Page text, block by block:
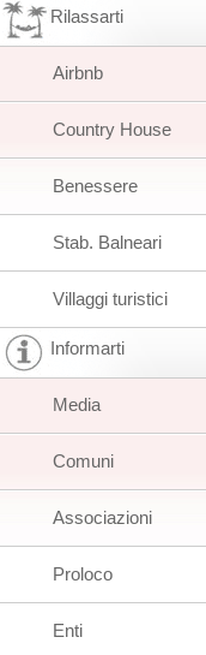
Rilassarti
Airbnb
Country House
Benessere
Stab. Balneari
Villaggi turistici
Informarti
Media
Comuni
Associazioni
Proloco
Enti